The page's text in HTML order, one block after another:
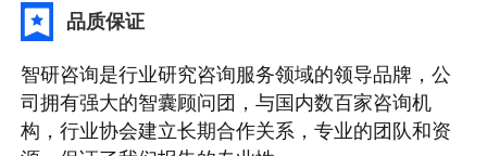
品质保证
智研咨询是行业研究咨询服务领域的领导品牌，公
司拥有强大的智囊顾问团，与国内数百家咨询机
构，行业协会建立长期合作关系，专业的团队和资